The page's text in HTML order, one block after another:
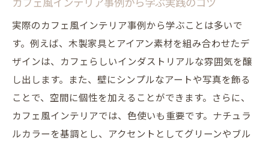
シンプルでありながら温かみのあるインテ
リアの作り方
シンプルデザインがもたらすリラックス効
果
自然光を取り入れたカフェ風インテリアの作り
方
カフェ風インテリア事例から学ぶ実践のコツ
実際のカフェ風インテリア事例から学ぶことは多いで
す。例えば、木製家具とアイアン素材を組み合わせたデ
ザインは、カフェらしいインダストリアルな雰囲気を醸
し出します。また、壁にシンプルなアートや写真を飾る
ことで、空間に個性を加えることができます。さらに、
カフェ風インテリアでは、色使いも重要です。ナチュラ
ルカラーを基調とし、アクセントとしてグリーンやブル